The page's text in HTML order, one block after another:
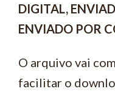
DIGITAL,
ENVIADO POR
O arquivo vai
facilitar o